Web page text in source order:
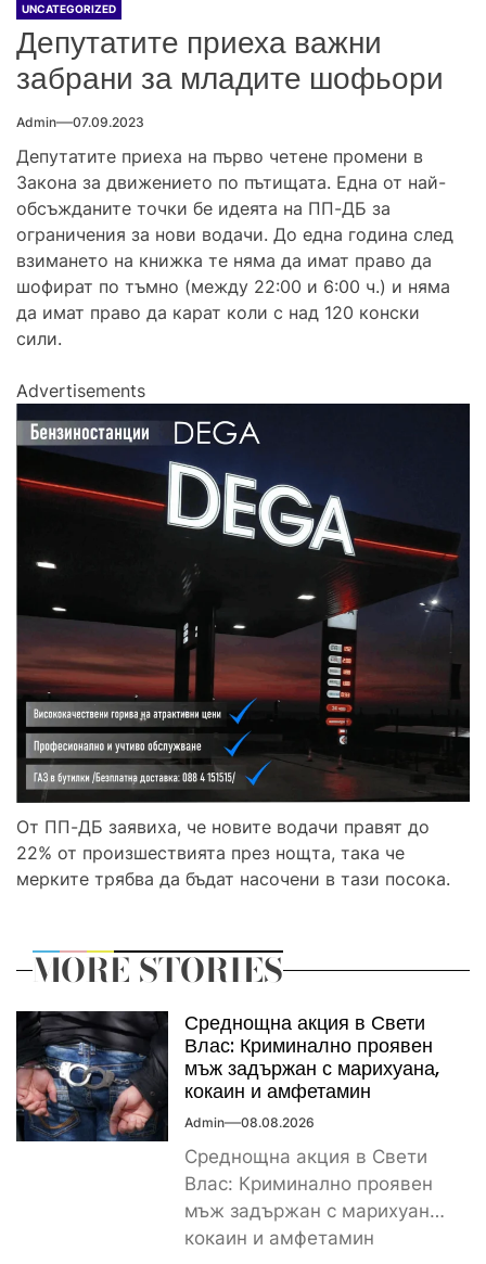
UNCATEGORIZED
Депутатите приеха важни
забрани за младите шофьори
Admin 07.09.2023
Депутатите приеха на първо четене промени в
Закона за движението по пътищата. Една от най-
обсъжданите точки бе идеята на ПП-ДБ за
ограничения за нови водачи. До една година след
взимането на книжка те няма да имат право да
шофират по тъмно (между 22:00 и 6:00 ч.) и няма
да имат право да карат коли с над 120 конски
сили.
Advertisements
От ПП-ДБ заявиха, че новите водачи правят до
22% от произшествията през нощта, така че
мерките трябва да бъдат насочени в тази посока.
MORE STORIES
Среднощна акция в Свети
Влас: Криминално проявен
мъж задържан с марихуана,
кокаин и амфетамин
Admin 08.08.2026
Среднощна акция в Свети
Влас: Криминално проявен
мъж задържан с марихуана,
кокаин и амфетамин